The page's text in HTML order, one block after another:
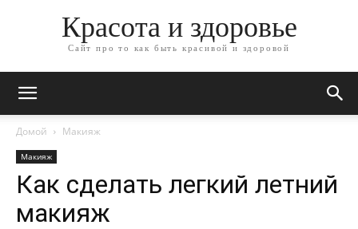
Красота и здоровье
Сайт про то как быть красивой и здоровой
Домой Макияж
Макияж
Как сделать легкий летний
макияж